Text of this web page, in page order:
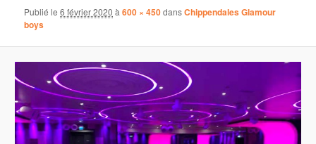
Publié le6 février 2020 à600 × 450dansChippendales Glamour
boys